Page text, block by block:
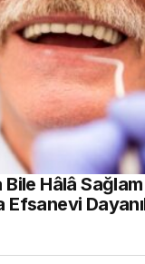
Bile Hâlâ